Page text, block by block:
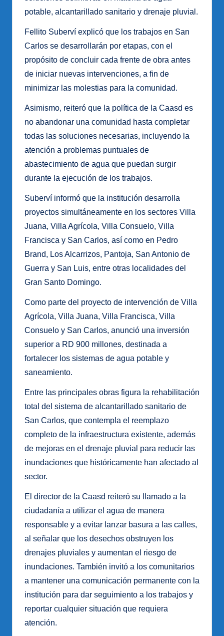
potable, alcantarillado sanitario y drenaje pluvial.
Fellito Suberví explicó que los trabajos en San
Carlos se desarrollarán por etapas, con el
propósito de concluir cada frente de obra antes
de iniciar nuevas intervenciones, a fin de
minimizar las molestias para la comunidad.
Asimismo, reiteró que la política de la Caasd es
no abandonar una comunidad hasta completar
todas las soluciones necesarias, incluyendo la
atención a problemas puntuales de
abastecimiento de agua que puedan surgir
durante la ejecución de los trabajos.
Suberví informó que la institución desarrolla
proyectos simultáneamente en los sectores Villa
Juana, Villa Agrícola, Villa Consuelo, Villa
Francisca y San Carlos, así como en Pedro
Brand, Los Alcarrizos, Pantoja, San Antonio de
Guerra y San Luis, entre otras localidades del
Gran Santo Domingo.
Como parte del proyecto de intervención de Villa
Agrícola, Villa Juana, Villa Francisca, Villa
Consuelo y San Carlos, anunció una inversión
superior a RD 900 millones, destinada a
fortalecer los sistemas de agua potable y
saneamiento.
Entre las principales obras figura la rehabilitación
total del sistema de alcantarillado sanitario de
San Carlos, que contempla el reemplazo
completo de la infraestructura existente, además
de mejoras en el drenaje pluvial para reducir las
inundaciones que históricamente han afectado al
sector.
El director de la Caasd reiteró su llamado a la
ciudadanía a utilizar el agua de manera
responsable y a evitar lanzar basura a las calles,
al señalar que los desechos obstruyen los
drenajes pluviales y aumentan el riesgo de
inundaciones. También invitó a los comunitarios
a mantener una comunicación permanente con la
institución para dar seguimiento a los trabajos y
reportar cualquier situación que requiera
atención.